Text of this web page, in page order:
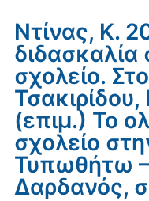
Ντίνας, Κ.
σχολείο.
Τσακιρίδου,
(επιμ.) Το
σχολείο
Τυπωθήτω –
Δαρδανός,